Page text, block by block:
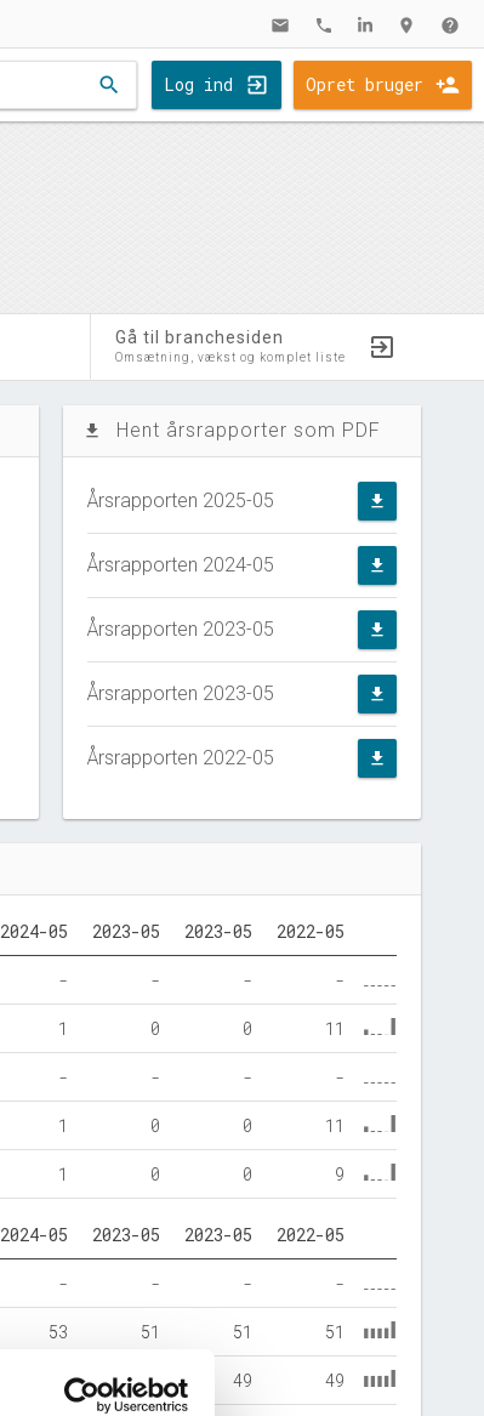
mail phone location_on help
search Log ind Opret bruger
Gå til branchesiden
Omsætning, vækst og komplet liste
file_download Hent årsrapporter som PDF
Årsrapporten 2025-05 file_download
Årsrapporten 2024-05 file_download
Årsrapporten 2023-05 file_download
Årsrapporten 2023-05 file_download
Årsrapporten 2022-05 file_download
2024-05 2023-05 2023-05 2022-05
- - - -
1 0 0 11
- - - -
1 0 0 11
1 0 0 9
2024-05 2023-05 2023-05 2022-05
- - - -
53 51 51 51
49 49 49 49